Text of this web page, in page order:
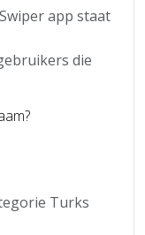
app staat
die
Turks